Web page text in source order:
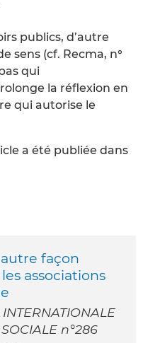
publics, d’autre
sens (cf. Recma, n°
qui
la réflexion en
qui autorise le
a été publiée dans
façon
associations
n°286